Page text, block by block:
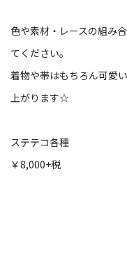
色や素材・レースの組み
てください。
着物や帯はもちろん可愛
上がります☆
ステテコ各種
￥8,000+税